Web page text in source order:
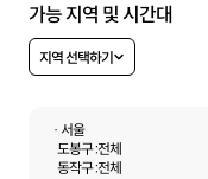
가능 지역 및 시간대
지역 선택하기
· 서울
도봉구 :전체
동작구 :전체